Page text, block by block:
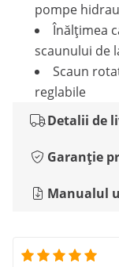
pompe
Înălțimea
scaunului de
Scaun
reglabile
Detalii de
Garanție
Manualul